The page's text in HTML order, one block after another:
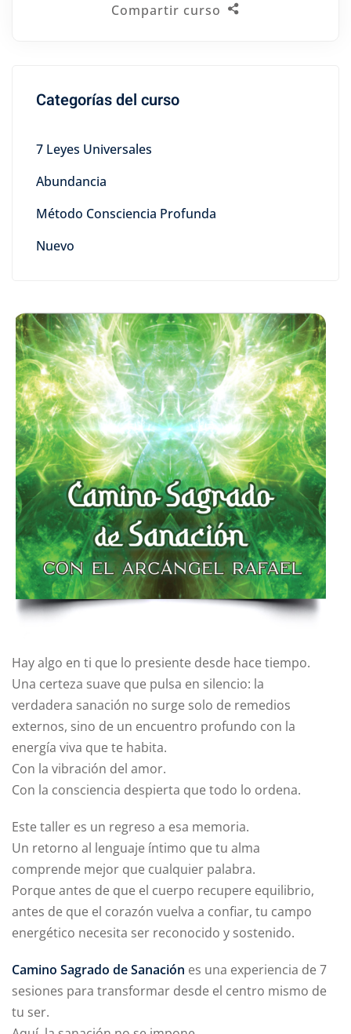
Hay algo en ti que lo presiente desde hace tiempo.
Una certeza suave que pulsa en silencio: la
verdadera sanación no surge solo de remedios
externos, sino de un encuentro profundo con la
energía viva que te habita.
Con la vibración del amor.
Con la consciencia despierta que todo lo ordena.
Este taller es un regreso a esa memoria.
Un retorno al lenguaje íntimo que tu alma
comprende mejor que cualquier palabra.
Porque antes de que el cuerpo recupere equilibrio,
antes de que el corazón vuelva a confiar, tu campo
energético necesita ser reconocido y sostenido.
Camino Sagrado de Sanación es una experiencia de 7
sesiones para transformar desde el centro mismo de
tu ser.
Compartir curso
Categorías del curso
7 Leyes Universales
Abundancia
Método Consciencia Profunda
Nuevo